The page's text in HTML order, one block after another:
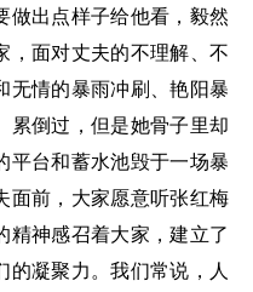
做出点样子给他看，毅然
，面对丈夫的不理解、不
无情的暴雨冲刷、艳阳暴
累倒过，但是她骨子里却
平台和蓄水池毁于一场暴
面前，大家愿意听张红梅
精神感召着大家，建立了
的凝聚力。我们常说，人